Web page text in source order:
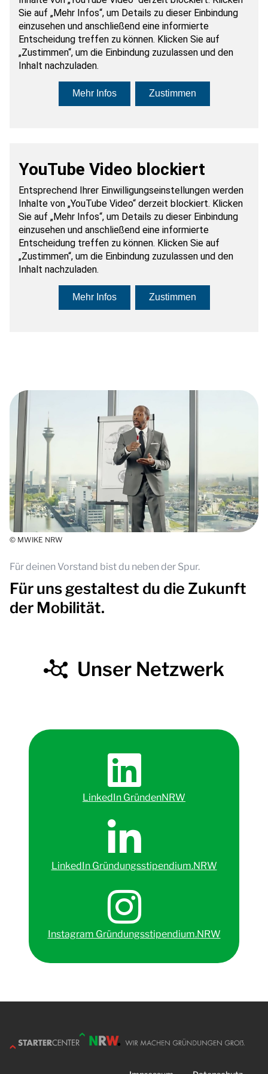
© MWIKE NRW
Für deinen Vorstand bist du neben der Spur.
Für uns gestaltest du die Zukunft
der Mobilität.
Unser Netzwerk
LinkedIn GründenNRW
LinkedIn Gründungsstipendium.NRW
Instagram Gründungsstipendium.NRW